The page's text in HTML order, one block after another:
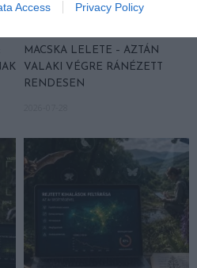
Access Privacy Policy
MACSKA LELETE – AZTÁN
VALAKI VÉGRE RÁNÉZETT
RENDESEN